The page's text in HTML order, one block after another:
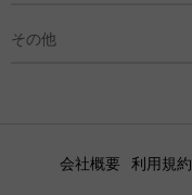
その他
会社概要 利用規約